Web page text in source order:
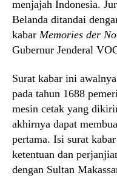
menjajah Indonesia.
Belanda ditandai
kabar Memories der
Gubernur Jenderal
Surat kabar ini
pada tahun 1688
mesin cetak yang
akhirnya dapat
pertama. Isi surat
ketentuan dan
dengan Sultan